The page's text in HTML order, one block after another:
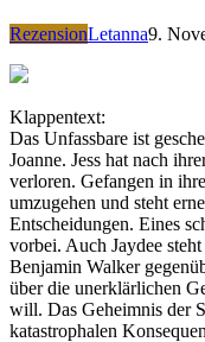
RezensionLetanna9.
Klappentext:
Das Unfassbare ist
Joanne. Jess hat nach
verloren. Gefangen in
umzugehen und steht
Entscheidungen. Eines
vorbei. Auch Jaydee
Benjamin Walker
über die unerklärlichen
will. Das Geheimnis der
katastrophalen